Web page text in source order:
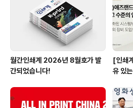
원은 서울시의 인쇄 산업 활성화 및 인재 양성 거점
인쇄센터(센터장 서문수)가 올..
월간인쇄계 2026년 8월호가 발
간되었습니다!
[인쇄
유 있
장비
드 최